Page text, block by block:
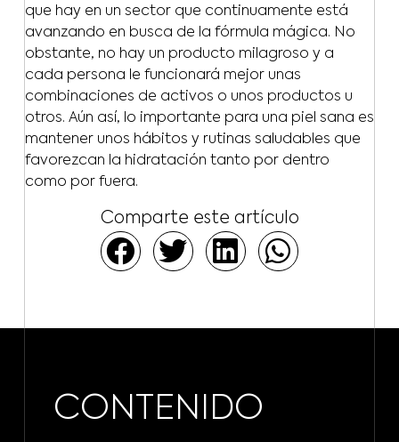
que hay en un sector que continuamente está
avanzando en busca de la fórmula mágica. No
obstante, no hay un producto milagroso y a
cada persona le funcionará mejor unas
combinaciones de activos o unos productos u
otros. Aún así, lo importante para una piel sana es
mantener unos hábitos y rutinas saludables que
favorezcan la hidratación tanto por dentro
como por fuera.
Comparte este artículo
CONTENIDO